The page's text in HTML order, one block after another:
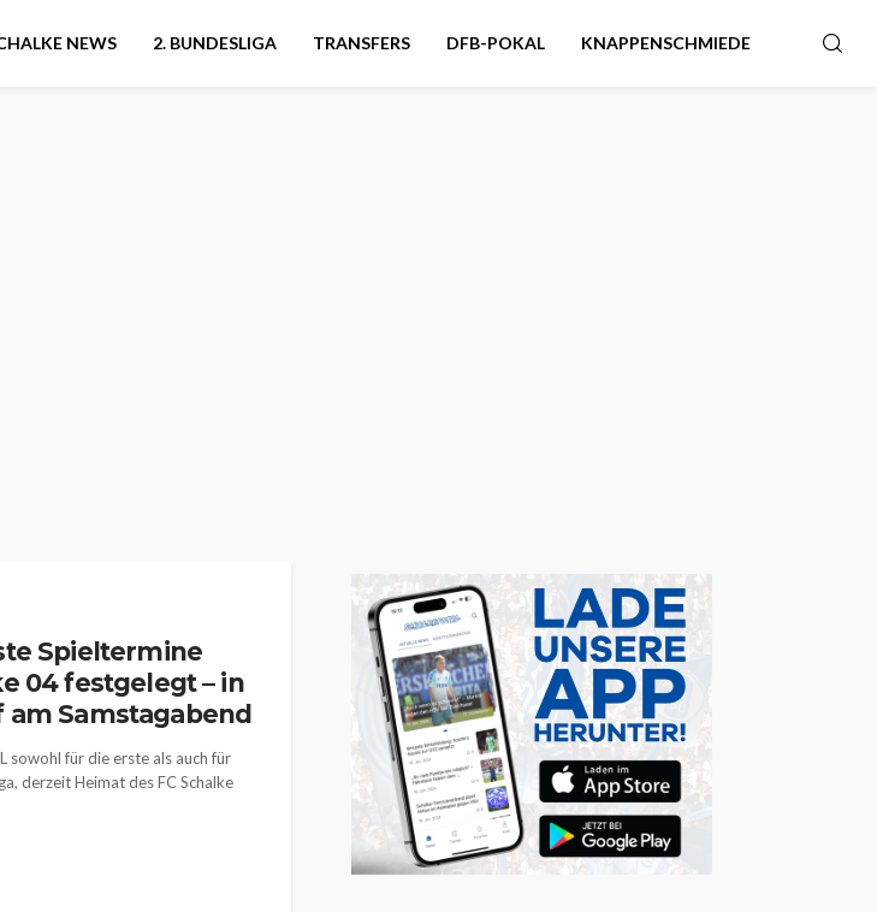
NEWS 2. BUNDESLIGA TRANSFERS DFB-POKAL KNAPPENSCHMIEDE
Spieltermine
04 festgelegt – in
am Samstagabend
sowohl für die erste als auch für
derzeit Heimat des FC Schalke